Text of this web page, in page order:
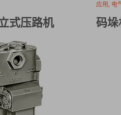
式压路机
应用, 电
码